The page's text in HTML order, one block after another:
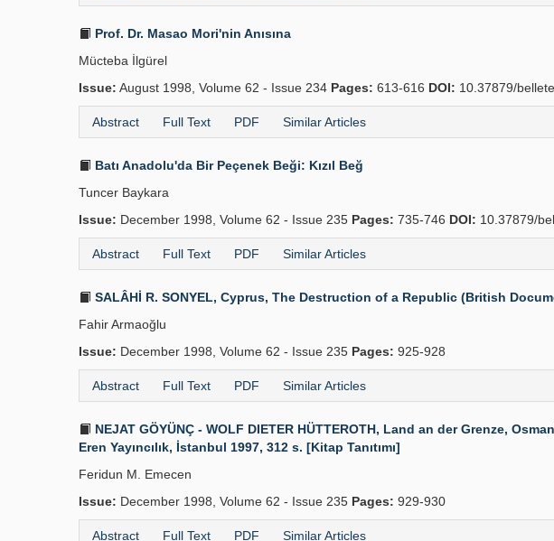
Prof. Dr. Masao Mori'nin Anısına
Mücteba İlgürel
Issue: August 1998, Volume 62 - Issue 234 Pages: 613-616 DOI: 10.37879/
Abstract Full Text PDF Similar Articles
Batı Anadolu'da Bir Peçenek Beği: Kızıl Beğ
Tuncer Baykara
Issue: December 1998, Volume 62 - Issue 235 Pages: 735-746 DOI: 10.37879/
Abstract Full Text PDF Similar Articles
SALÂHİ R. SONYEL, Cyprus, The Destruction of a Republic (British
Fahir Armaoğlu
Issue: December 1998, Volume 62 - Issue 235 Pages: 925-928
Abstract Full Text PDF Similar Articles
NEJAT GÖYÜNÇ - WOLF DIETER HÜTTEROTH, Land an der Grenze,
Eren Yayıncılık, İstanbul 1997, 312 s. [Kitap Tanıtımı]
Feridun M. Emecen
Issue: December 1998, Volume 62 - Issue 235 Pages: 929-930
Abstract Full Text PDF Similar Articles